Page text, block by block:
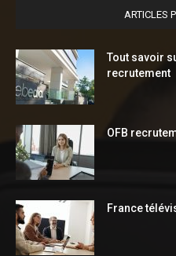
ARTICLES
Tout savoir
recrutement
OFB
France